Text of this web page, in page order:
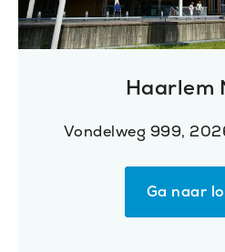
Haarlem
Vondelweg 999,
Ga naar